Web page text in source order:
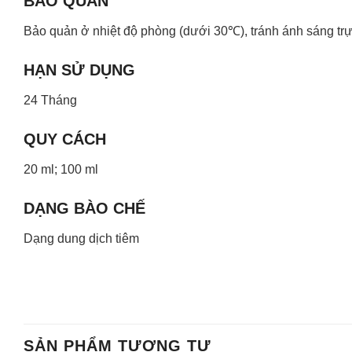
Bảo quản ở nhiệt độ phòng (dưới 30℃), tránh ánh sáng
HẠN SỬ DỤNG
24 Tháng
QUY CÁCH
20 ml; 100 ml
DẠNG BÀO CHẾ
Dạng dung dịch tiêm
SẢN PHẨM TƯƠNG TỰ